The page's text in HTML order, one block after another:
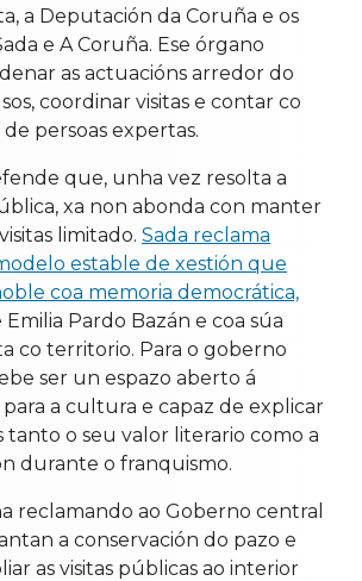
a Deputación da Coruña e os
e A Coruña. Ese órgano
as actuacións arredor do
coordinar visitas e contar co
persoas expertas.
que, unha vez resolta a
xa non abonda con manter
limitado. Sada reclama
estable de xestión que
coa memoria democrática,
Pardo Bazán e coa súa
co territorio. Para o goberno
ser un espazo aberto á
a cultura e capaz de explicar
tanto o seu valor literario como a
durante o franquismo.
reclamando ao Goberno central
a conservación do pazo e
as visitas públicas ao interior